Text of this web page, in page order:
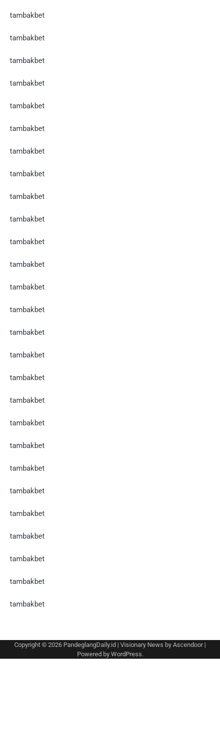
tambakbet
tambakbet
tambakbet
tambakbet
tambakbet
tambakbet
tambakbet
tambakbet
tambakbet
tambakbet
tambakbet
tambakbet
tambakbet
tambakbet
tambakbet
tambakbet
tambakbet
tambakbet
tambakbet
tambakbet
tambakbet
tambakbet
tambakbet
tambakbet
tambakbet
tambakbet
tambakbet
Copyright © 2026 PandeglangDaily.id | Visionary News by Ascendoor|
Powered by WordPress.